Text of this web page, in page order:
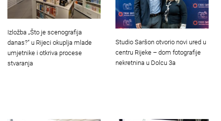
Izložba „Što je scenografija
danas?“ u Rijeci okuplja mlade
umjetnike i otkriva procese
stvaranja
Studio Saršon otvorio novi ured u
centru Rijeke – dom fotografije
nekretnina u Dolcu 3a